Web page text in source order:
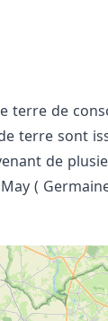
terre de
terre sont
de
(